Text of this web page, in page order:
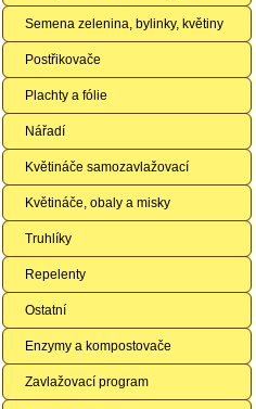
Semena zelenina, bylinky, květiny
Postřikovače
Plachty a fólie
Nářadí
Květináče samozavlažovací
Květináče, obaly a misky
Truhlíky
Repelenty
Ostatní
Enzymy a kompostovače
Zavlažovací program